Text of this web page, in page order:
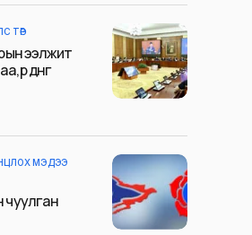
ТӨР
ээлжит
үр дүнг
МЭДЭЭ
чуулган